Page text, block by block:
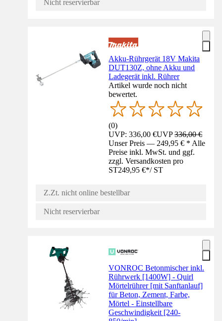
Nicht reservierbar
Akku-Rührgerät 18V Makita
DUT130Z, ohne Akku und
Ladegerät inkl. Rührer
Artikel wurde noch nicht
bewertet.
(0)
UVP: 336,00 €UVP336,00 €
Unser Preis — 249,95 € * Alle
Preise inkl. MwSt. und ggf.
zzgl. Versandkosten pro
ST249,95 €*/ ST
Z.Zt. nicht online bestellbar
Nicht reservierbar
VONROC Betonmischer inkl.
Rührwerk [1400W] - Quirl
Mörtelrührer [mit Sanftanlauf]
für Beton, Zement, Farbe,
Mörtel - Einstellbare
Geschwindigkeit [240-